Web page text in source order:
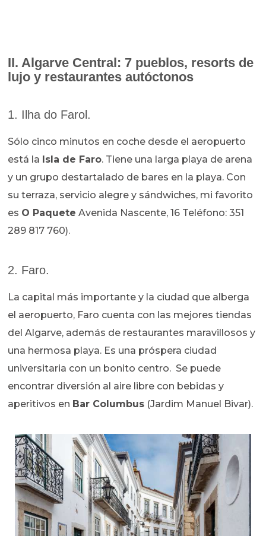
II. Algarve Central: 7 pueblos, resorts de
lujo y restaurantes autóctonos
1. Ilha do Farol.
Sólo cinco minutos en coche desde el aeropuerto
está la Isla de Faro. Tiene una larga playa de arena
y un grupo destartalado de bares en la playa. Con
su terraza, servicio alegre y sándwiches, mi favorito
es O Paquete Avenida Nascente, 16 Teléfono: 351
289 817 760).
2. Faro.
La capital más importante y la ciudad que alberga
el aeropuerto, Faro cuenta con las mejores tiendas
del Algarve, además de restaurantes maravillosos y
una hermosa playa. Es una próspera ciudad
universitaria con un bonito centro. Se puede
encontrar diversión al aire libre con bebidas y
aperitivos en Bar Columbus (Jardim Manuel Bivar).